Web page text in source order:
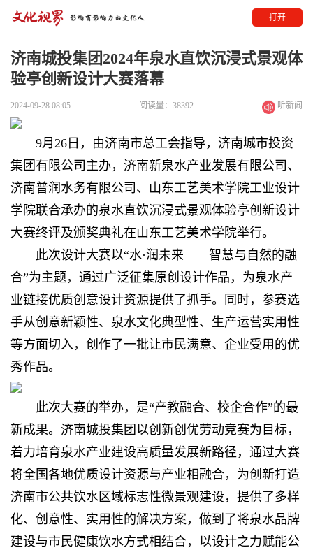
打开
济南城投集团2024年泉水直饮沉浸式景观体
验亭创新设计大赛落幕
2024-09-28 08:05 阅读量：38392 听新闻
9月26日，由济南市总工会指导，济南城市投资
集团有限公司主办，济南新泉水产业发展有限公司、
济南普润水务有限公司、山东工艺美术学院工业设计
学院联合承办的泉水直饮沉浸式景观体验亭创新设计
大赛终评及颁奖典礼在山东工艺美术学院举行。
此次设计大赛以“水·润未来——智慧与自然的融
合”为主题，通过广泛征集原创设计作品，为泉水产
业链接优质创意设计资源提供了抓手。同时，参赛选
手从创意新颖性、泉水文化典型性、生产运营实用性
等方面切入，创作了一批让市民满意、企业受用的优
秀作品。
此次大赛的举办，是“产教融合、校企合作”的最
新成果。济南城投集团以创新创优劳动竞赛为目标，
着力培育泉水产业建设高质量发展新路径，通过大赛
将全国各地优质设计资源与产业相融合，为创新打造
济南市公共饮水区域标志性微景观建设，提供了多样
化、创意性、实用性的解决方案，做到了将泉水品牌
建设与市民健康饮水方式相结合，以设计之力赋能公